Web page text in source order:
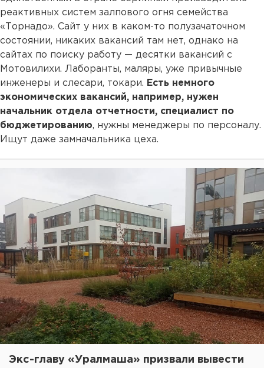
реактивных систем залпового огня семейства
«Торнадо». Сайт у них в каком-то полузачаточном
состоянии, никаких вакансий там нет, однако на
сайтах по поиску работу — десятки вакансий с
Мотовилихи. Лаборанты, маляры, уже привычные
инженеры и слесари, токари. Есть немного
экономических вакансий, например, нужен
начальник отдела отчетности, специалист по
бюджетированию, нужны менеджеры по персоналу.
Ищут даже замначальника цеха.
Экс-главу «Уралмаша» призвали вывести